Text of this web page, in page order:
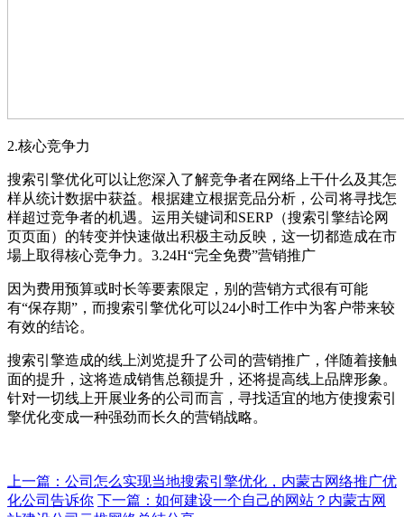
2.核心竞争力
搜索引擎优化可以让您深入了解竞争者在网络上干什么及其怎
样从统计数据中获益。根据建立根据竞品分析，公司将寻找怎
样超过竞争者的机遇。运用关键词和SERP（搜索引擎结论网
页页面）的转变并快速做出积极主动反映，这一切都造成在市
場上取得核心竞争力。3.24H“完全免费”营销推广
因为费用预算或时长等要素限定，别的营销方式很有可能
有“保存期”，而搜索引擎优化可以24小时工作中为客户带来较
有效的结论。
搜索引擎造成的线上浏览提升了公司的营销推广，伴随着接触
面的提升，这将造成销售总额提升，还将提高线上品牌形象。
针对一切线上开展业务的公司而言，寻找适宜的地方使搜索引
擎优化变成一种强劲而长久的营销战略。
上一篇：公司怎么实现当地搜索引擎优化，内蒙古网络推广优
化公司告诉你 下一篇：如何建设一个自己的网站？内蒙古网